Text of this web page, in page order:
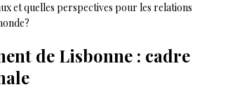
et quelles perspectives pour les relations
de Lisbonne : cadre